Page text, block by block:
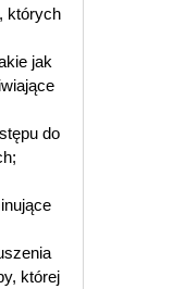
których
jak
do
której